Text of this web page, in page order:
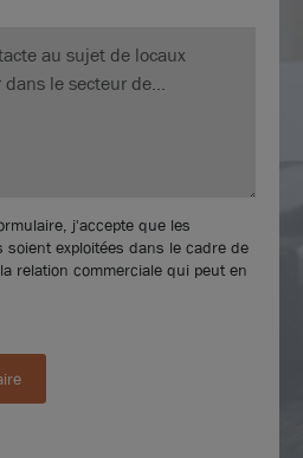
j'accepte que les
soient exploitées dans le cadre de
relation commerciale qui peut en